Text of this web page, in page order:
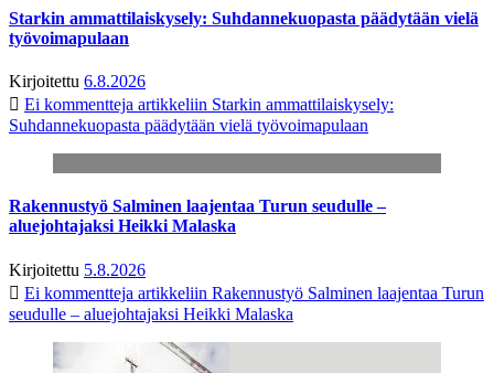
Starkin ammattilaiskysely: Suhdannekuopasta päädytään vielä
työvoimapulaan
Kirjoitettu 6.8.2026
Ei kommentteja artikkeliin Starkin ammattilaiskysely:
Suhdannekuopasta päädytään vielä työvoimapulaan
Rakennustyö Salminen laajentaa Turun seudulle –
aluejohtajaksi Heikki Malaska
Kirjoitettu 5.8.2026
Ei kommentteja artikkeliin Rakennustyö Salminen laajentaa Turun
seudulle – aluejohtajaksi Heikki Malaska